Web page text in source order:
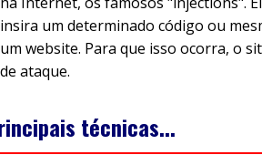
insira um determinado código ou
um website. Para que isso ocorra, o
de ataque.
técnicas...